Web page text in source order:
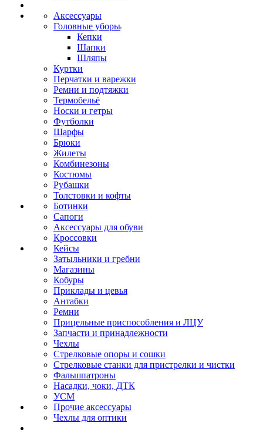
Аксессуары
Головные уборы
Кепки
Шапки
Шляпы
Куртки
Перчатки и варежки
Ремни и подтяжки
Термобельё
Носки и гетры
Футболки
Шарфы
Брюки
Жилеты
Комбинезоны
Костюмы
Рубашки
Толстовки и кофты
Ботинки
Сапоги
Аксессуары для обуви
Кроссовки
Кейсы
Затыльники и гребни
Магазины
Кобуры
Приклады и цевья
Антабки
Ремни
Прицельные приспособления и ЛЦУ
Запчасти и принадлежности
Чехлы
Стрелковые опоры и сошки
Стрелковые станки для пристрелки и чистки
Фальшпатроны
Насадки, чоки, ДТК
УСМ
Прочие аксессуары
Чехлы для оптики